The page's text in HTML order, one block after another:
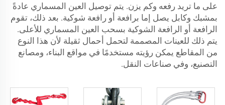
على ما تريد رفعه وكم يزن. يتم توصيل العين المسماري عادةً
بمشبك وكابل يصل إما برافعة أو رافعة شوكية. بعد ذلك، تقوم
الرافعة أو الرافعة الشوكية بسحب العين المسماري للأعلى.
يتم ذلك للعينات المصممة لتحمل أحمال ثقيلة لأن هذا النوع
من المقاطع يمكن رؤيته مستخدمًا في مواقع البناء، ومصانع
التصنيع، وفي صناعات النقل.